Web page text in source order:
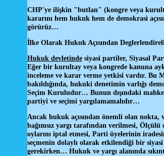
CHP'ye ilişkin "butlan" (kongre veya
kararını hem hukuk hem de demokrasi
görürüz…
İlke Olarak Hukuk Açısından
Hukuk devletindesiyasi partiler, Siyasal
Eğer bir kurultay veya kongrede kanuna
inceleme ve karar verme yetkisi vardır. Bu
bakıldığında, hukuki denetimin varlığı
Seçim Kuruludur… Bunun dışındaki
partiyi ve seçimi yargılamamalıdır…
Ancak hukuk açısından önemli olan nokta,
bağımsız yargı tarafından verilmesi,
oylarını iptal etmesi, Parti üyelerinin
seçmenin dolaylı olarak etkilendiği bir
gerekirken… Hukuk ve yargı alanında